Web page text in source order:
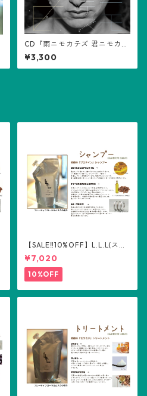
CD『雨ニモカテズ 君ニモカテ
ズ』(荒井佑輝)
¥3,300
【SALE‼️10%OFF】L.L.L(スリ
ーエル) シャンプー詰め替え用
500ml
¥7,020
10%OFF